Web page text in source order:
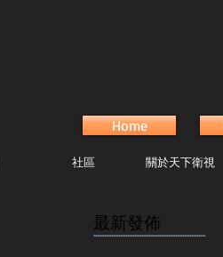
Home
社區 關於天下衛視
最新發佈
...............................................................